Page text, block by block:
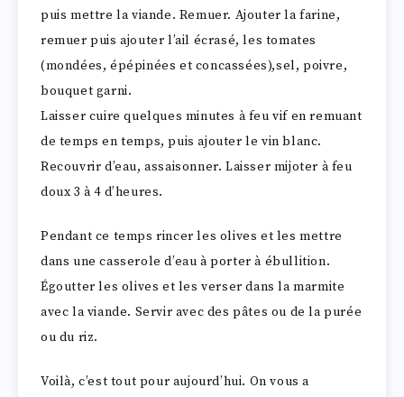
puis mettre la viande. Remuer. Ajouter la farine,
remuer puis ajouter l’ail écrasé, les tomates
(mondées, épépinées et concassées),sel, poivre,
bouquet garni.
Laisser cuire quelques minutes à feu vif en remuant
de temps en temps, puis ajouter le vin blanc.
Recouvrir d’eau, assaisonner. Laisser mijoter à feu
doux 3 à 4 d’heures.
Pendant ce temps rincer les olives et les mettre
dans une casserole d’eau à porter à ébullition.
Égoutter les olives et les verser dans la marmite
avec la viande. Servir avec des pâtes ou de la purée
ou du riz.
Voilà, c’est tout pour aujourd’hui. On vous a